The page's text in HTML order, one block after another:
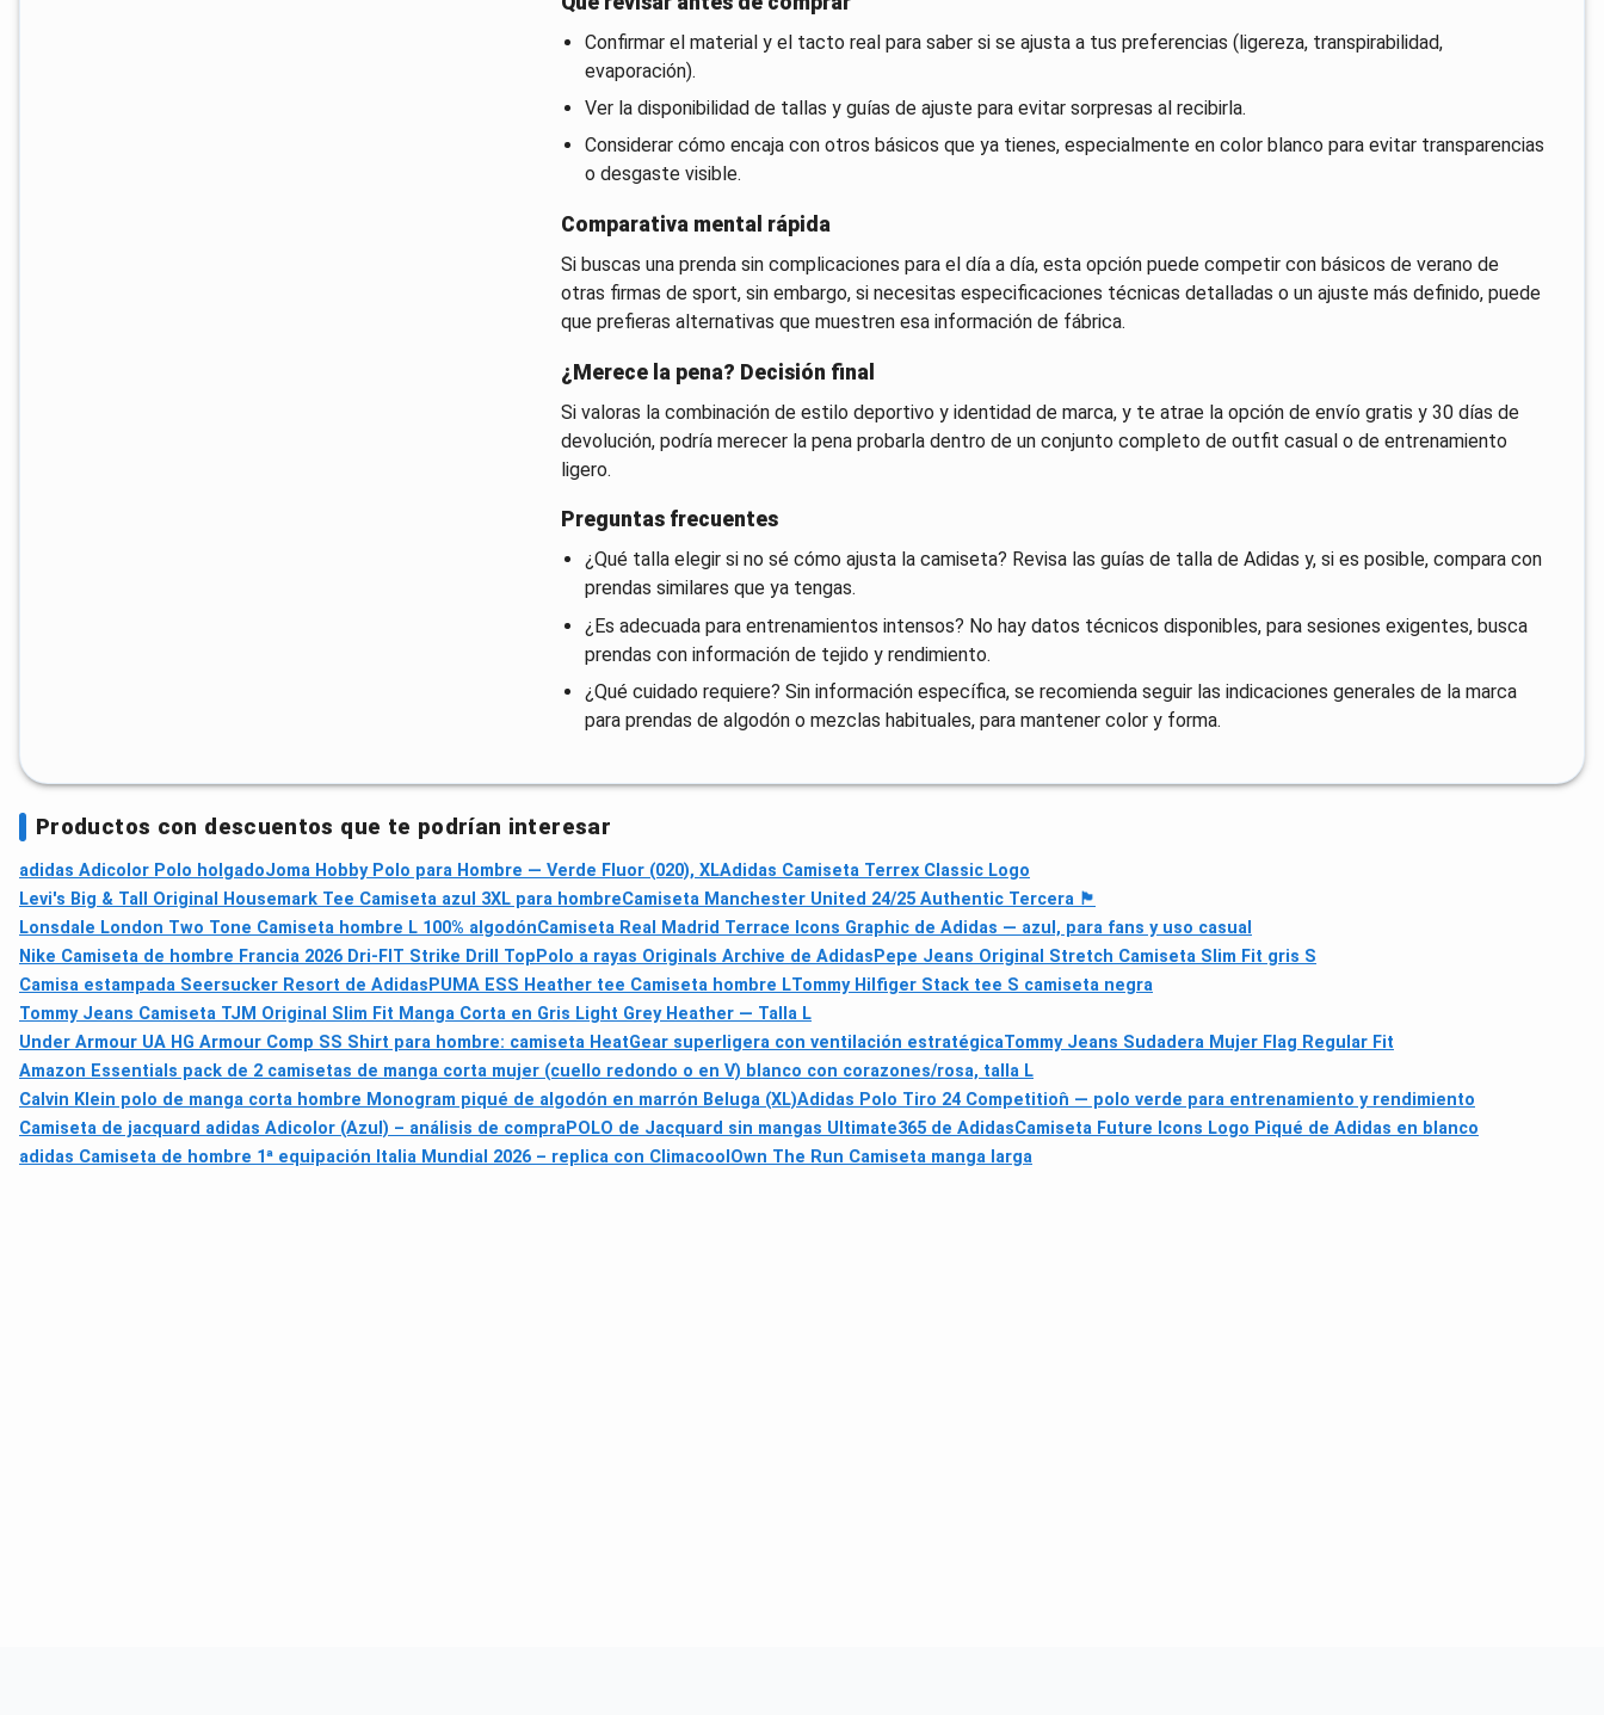
Confirmar el material y el tacto real para saber si se ajusta a tus preferencias (ligereza, transpirabilidad,
evaporación).
Ver la disponibilidad de tallas y guías de ajuste para evitar sorpresas al recibirla.
Considerar cómo encaja con otros básicos que ya tienes, especialmente en color blanco para evitar transparencias
o desgaste visible.
Comparativa mental rápida
Si buscas una prenda sin complicaciones para el día a día, esta opción puede competir con básicos de verano de
otras firmas de sport, sin embargo, si necesitas especificaciones técnicas detalladas o un ajuste más definido, puede
que prefieras alternativas que muestren esa información de fábrica.
¿Merece la pena? Decisión final
Si valoras la combinación de estilo deportivo y identidad de marca, y te atrae la opción de envío gratis y 30 días de
devolución, podría merecer la pena probarla dentro de un conjunto completo de outfit casual o de entrenamiento
ligero.
Preguntas frecuentes
¿Qué talla elegir si no sé cómo ajusta la camiseta? Revisa las guías de talla de Adidas y, si es posible, compara con
prendas similares que ya tengas.
¿Es adecuada para entrenamientos intensos? No hay datos técnicos disponibles, para sesiones exigentes, busca
prendas con información de tejido y rendimiento.
¿Qué cuidado requiere? Sin información específica, se recomienda seguir las indicaciones generales de la marca
para prendas de algodón o mezclas habituales, para mantener color y forma.
Productos con descuentos que te podrían interesar
adidas Adicolor Polo holgadoJoma Hobby Polo para Hombre — Verde Fluor (020), XLAdidas Camiseta Terrex Classic Logo
Levi's Big & Tall Original Housemark Tee Camiseta azul 3XL para hombreCamiseta Manchester United 24/25 Authentic Tercera 🏴
Lonsdale London Two Tone Camiseta hombre L 100% algodónCamiseta Real Madrid Terrace Icons Graphic de Adidas — azul, para fans y uso casual
Nike Camiseta de hombre Francia 2026 Dri-FIT Strike Drill Top Polo a rayas Originals Archive de Adidas Pepe Jeans Original Stretch Camiseta Slim Fit gris S
Camisa estampada Seersucker Resort de Adidas PUMA ESS Heather tee Camiseta hombre LTommy Hilfiger Stack tee S camiseta negra
Tommy Jeans Camiseta TJM Original Slim Fit Manga Corta en Gris Light Grey Heather — Talla L
Under Armour UA HG Armour Comp SS Shirt para hombre: camiseta HeatGear superligera con ventilación estratégicaTommy Jeans Sudadera Mujer Flag Regular Fit
Amazon Essentials pack de 2 camisetas de manga corta mujer (cuello redondo o en V) blanco con corazones/rosa, talla L
Calvin Klein polo de manga corta hombre Monogram piqué de algodón en marrón Beluga (XL)Adidas Polo Tiro 24 Competition̂ — polo verde para entrenamiento y rendimiento
Camiseta de jacquard adidas Adicolor (Azul) – análisis de compraPOLO de Jacquard sin mangas Ultimate365 de AdidasCamiseta Future Icons Logo Piqué de Adidas en blanco
adidas Camiseta de hombre 1ª equipación Italia Mundial 2026 – replica con Climacool Own The Run Camiseta manga larga